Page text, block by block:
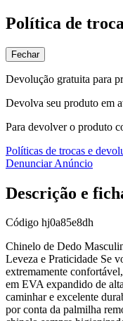
Política de
Fechar
Devolução gratuita para
Devolva seu produto em
Para devolver o produto
Políticas de trocas e
Denunciar Anúncio
Descrição e
Código hj0a85e8dh
Chinelo de Dedo
Leveza e Praticidade Se
extremamente
em EVA expandido de
caminhar e excelente
por conta da palmilha